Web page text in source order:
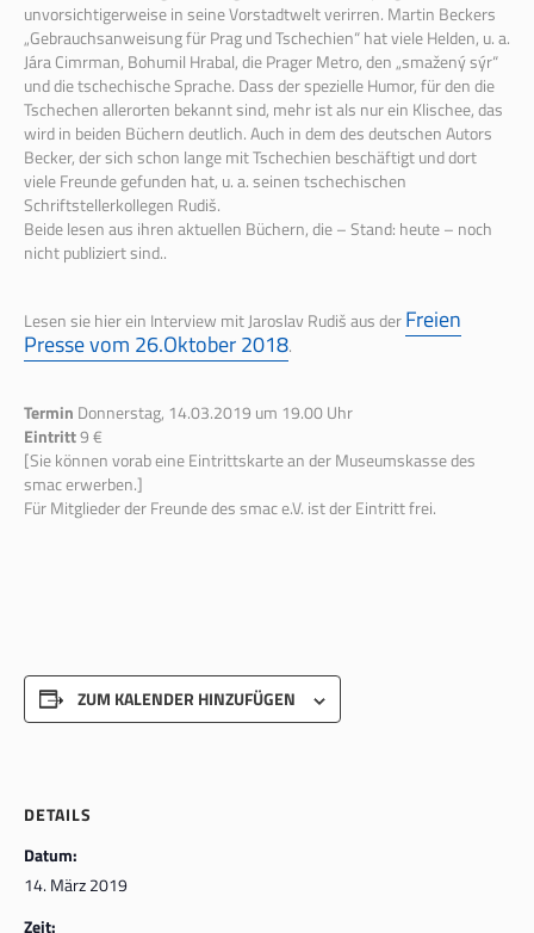
unvorsichtigerweise in seine Vorstadtwelt verirren. Martin Beckers
„Gebrauchsanweisung für Prag und Tschechien“ hat viele Helden, u. a.
Jára Cimrman, Bohumil Hrabal, die Prager Metro, den „smažený sýr“
und die tschechische Sprache. Dass der spezielle Humor, für den die
Tschechen allerorten bekannt sind, mehr ist als nur ein Klischee, das
wird in beiden Büchern deutlich. Auch in dem des deutschen Autors
Becker, der sich schon lange mit Tschechien beschäftigt und dort
viele Freunde gefunden hat, u. a. seinen tschechischen
Schriftstellerkollegen Rudiš.
Beide lesen aus ihren aktuellen Büchern, die – Stand: heute – noch
nicht publiziert sind..
Lesen sie hier ein Interview mit Jaroslav Rudiš aus derFreien
Presse vom 26.Oktober 2018.
Termin Donnerstag, 14.03.2019 um 19.00 Uhr
Eintritt9 €
[Sie können vorab eine Eintrittskarte an der Museumskasse des
smac erwerben.]
Für Mitglieder der Freunde des smac e.V. ist der Eintritt frei.
ZUM KALENDER HINZUFÜGEN
DETAILS
Datum:
14. März 2019
Zeit: